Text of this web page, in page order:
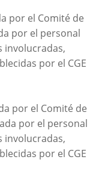
por el Comité de
por el personal
involucradas,
por el CGE
por el Comité de
por el personal
involucradas,
por el CGE